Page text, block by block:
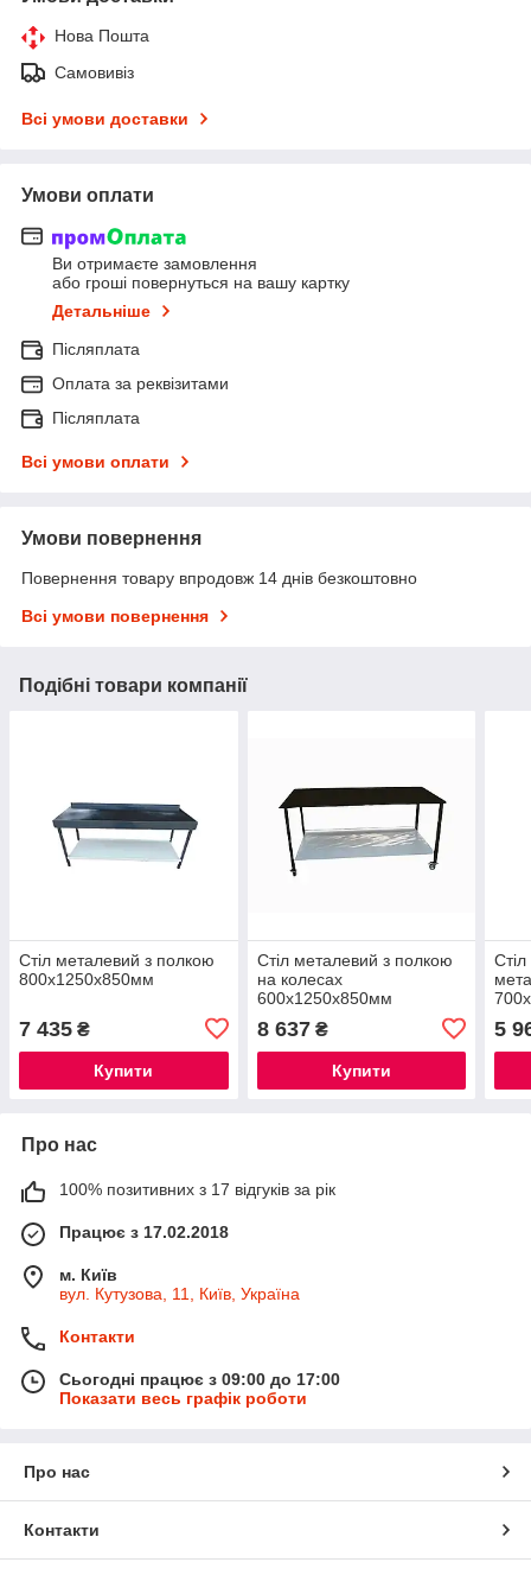
Нова Пошта
Самовивіз
Всі умови доставки
Умови оплати
Ви отримаєте замовлення
або гроші повернуться на вашу картку
Детальніше
Післяплата
Оплата за реквізитами
Післяплата
Всі умови оплати
Умови повернення
Повернення товару впродовж 14 днів безкоштовно
Всі умови повернення
Подібні товари компанії
Стіл металевий з полкою
800х1250х850мм
7 435 ₴
Купити
Стіл металевий з полкою
на колесах
600х1250х850мм
8 637₴
Купити
5
Про нас
100% позитивних з 17 відгуків за рік
Працює з 17.02.2018
м. Київ
вул. Кутузова, 11, Київ, Україна
Контакти
Сьогодні працює з 09:00 до 17:00
Показати весь графік роботи
Про нас
Контакти